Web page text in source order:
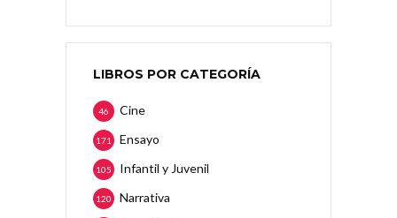
LIBROS POR CATEGORÍA
Cine
46
Ensayo
171
Infantil y Juvenil
105
Narrativa
120